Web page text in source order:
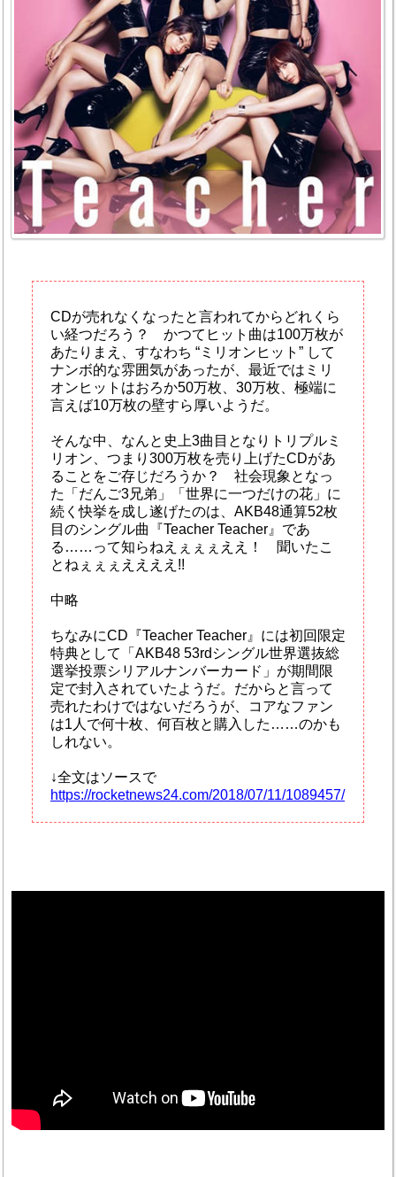
CDが売れなくなったと言われてからどれくら
い経つだろう？ かつてヒット曲は100万枚が
あたりまえ、すなわち “ミリオンヒット” して
ナンボ的な雰囲気があったが、最近ではミリ
オンヒットはおろか50万枚、30万枚、極端に
言えば10万枚の壁すら厚いようだ。
そんな中、なんと史上3曲目となりトリプルミ
リオン、つまり300万枚を売り上げたCDがあ
ることをご存じだろうか？ 社会現象となっ
た「だんご3兄弟」「世界に一つだけの花」に
続く快挙を成し遂げたのは、AKB48通算52枚
目のシングル曲『Teacher Teacher』であ
る……って知らねえぇぇぇええ！ 聞いたこ
とねぇぇぇええええ!!
中略
ちなみにCD『Teacher Teacher』には初回限定
特典として「AKB48 53rdシングル世界選抜総
選挙投票シリアルナンバーカード」が期間限
定で封入されていたようだ。だからと言って
売れたわけではないだろうが、コアなファン
は1人で何十枚、何百枚と購入した……のかも
しれない。
↓全文はソースで
https://rocketnews24.com/2018/07/11/1089457/